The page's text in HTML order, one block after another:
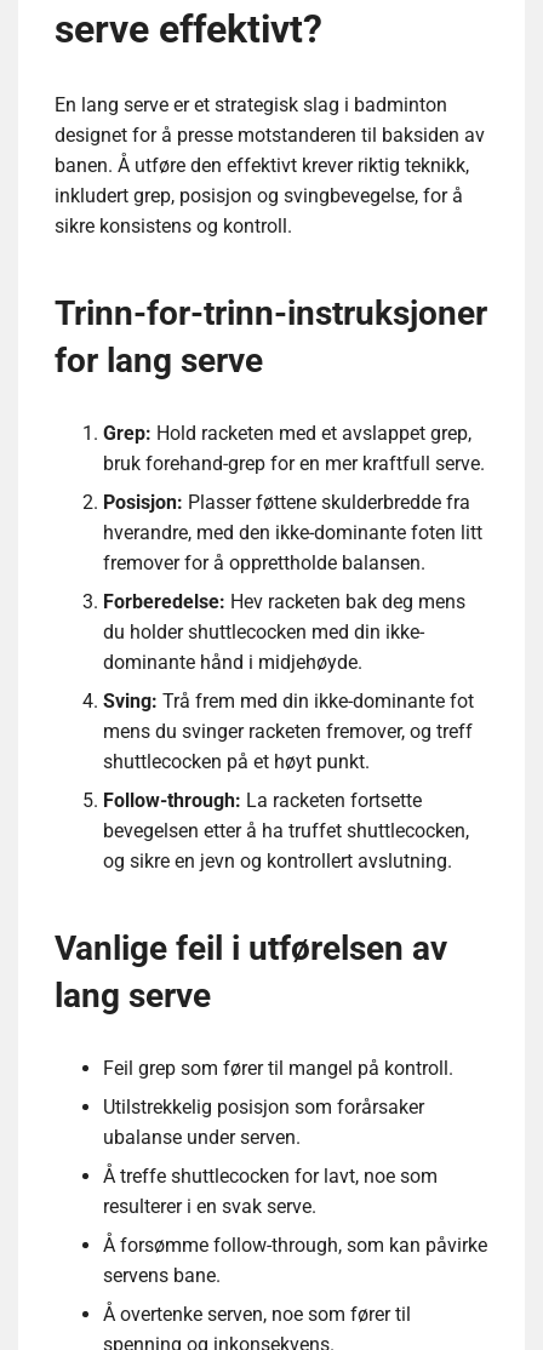
serve effektivt?
En lang serve er et strategisk slag i badminton
designet for å presse motstanderen til baksiden av
banen. Å utføre den effektivt krever riktig teknikk,
inkludert grep, posisjon og svingbevegelse, for å
sikre konsistens og kontroll.
Trinn-for-trinn-instruksjoner
for lang serve
Grep: Hold racketen med et avslappet grep,
bruk forehand-grep for en mer kraftfull serve.
Posisjon: Plasser føttene skulderbredde fra
hverandre, med den ikke-dominante foten litt
fremover for å opprettholde balansen.
Forberedelse: Hev racketen bak deg mens
du holder shuttlecocken med din ikke-
dominante hånd i midjehøyde.
Sving: Trå frem med din ikke-dominante fot
mens du svinger racketen fremover, og treff
shuttlecocken på et høyt punkt.
Follow-through: La racketen fortsette
bevegelsen etter å ha truffet shuttlecocken,
og sikre en jevn og kontrollert avslutning.
Vanlige feil i utførelsen av
lang serve
Feil grep som fører til mangel på kontroll.
Utilstrekkelig posisjon som forårsaker
ubalanse under serven.
Å treffe shuttlecocken for lavt, noe som
resulterer i en svak serve.
Å forsømme follow-through, som kan påvirke
servens bane.
Å overtenke serven, noe som fører til
spenning og inkonsekvens.